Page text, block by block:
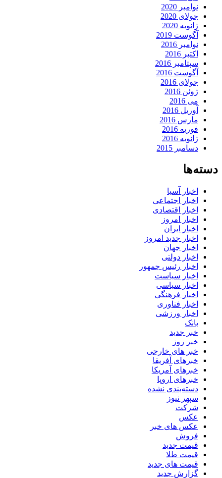
نوامبر 2020
جولای 2020
ژانویه 2020
آگوست 2019
نوامبر 2016
اکتبر 2016
سپتامبر 2016
آگوست 2016
جولای 2016
ژوئن 2016
می 2016
آوریل 2016
مارس 2016
فوریه 2016
ژانویه 2016
دسامبر 2015
دسته‌ها
اخبار آسیا
اخبار اجتماعی
اخبار اقتصادی
اخبار امروز
اخبار ایران
اخبار جدید امروز
اخبار جهان
اخبار دولتی
اخبار رئیس جمهور
اخبار سیاست
اخبار سیاسی
اخبار فرهنگی
اخبار فناوری
اخبار ورزشی
بانک
خبر جدید
خبر روز
خبر های خارجی
خبرهای آفریقا
خبرهای آمریکا
خبرهای اروپا
دسته‌بندی نشده
سپهر نیوز
شرکت
عکس
عکس های خبر
فروش
قیمت جدید
قیمت طلا
قیمت های جدید
گزارش جدید